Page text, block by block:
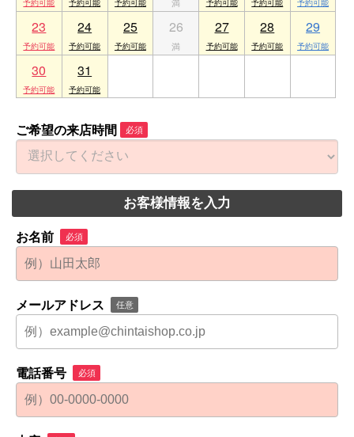
23 24 25 26 27 28 29
30 31
ご希望の来店時間 必須
お客様情報を入力
お名前 必須
メールアドレス 任意
電話番号 必須